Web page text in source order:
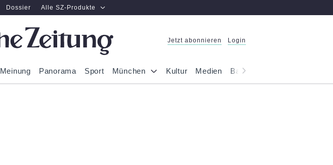
Dossier Alle SZ-Produkte
Jetzt abonnieren Login
Meinung Panorama Sport München Kultur Medien Bayern